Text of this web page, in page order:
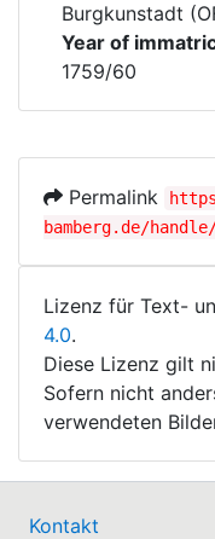
Burgkunstadt
Year of
1759/60
Permalink
bamberg.de/
Lizenz für Text-
4.0.
Diese Lizenz gilt
Sofern nicht
verwendeten
Kontakt